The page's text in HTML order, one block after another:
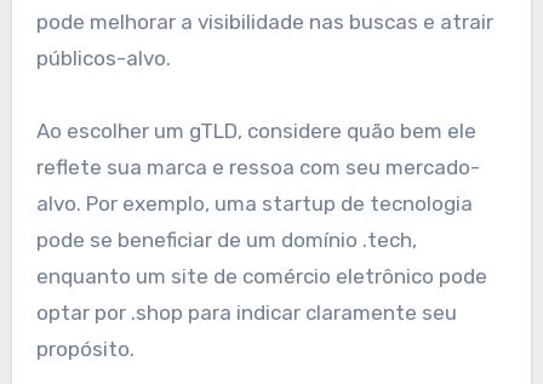
pode melhorar a visibilidade nas buscas e atrair
públicos-alvo.
Ao escolher um gTLD, considere quão bem ele
reflete sua marca e ressoa com seu mercado-
alvo. Por exemplo, uma startup de tecnologia
pode se beneficiar de um domínio .tech,
enquanto um site de comércio eletrônico pode
optar por .shop para indicar claramente seu
propósito.